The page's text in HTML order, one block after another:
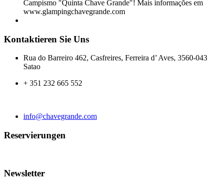
Campismo "Quinta Chave Grande"! Mais informações em
www.glampingchavegrande.com
Kontaktieren Sie Uns
Rua do Barreiro 462, Casfreires, Ferreira d’ Aves, 3560-043
Satao
+ 351 232 665 552
info@chavegrande.com
Reservierungen
Newsletter